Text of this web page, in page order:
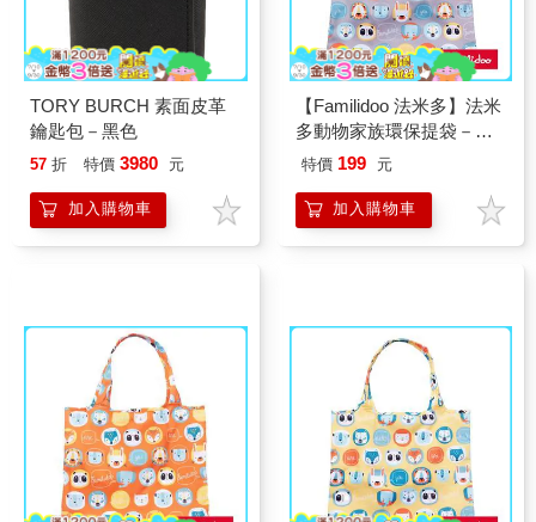
TORY BURCH 素面皮革
鑰匙包－黑色
57 折 特價 3980 元
加入購物車
【Familidoo 法米多】法米
多動物家族環保提袋－大
象灰
特價 199 元
加入購物車